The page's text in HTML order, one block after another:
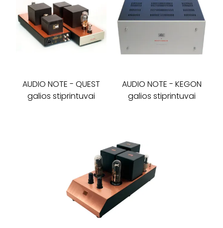
AUDIO NOTE -QUEST
galios stiprintuvai
AUDIO NOTE - KEGON
galios stiprintuvai